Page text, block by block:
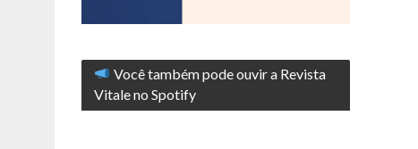
Você também pode ouvir a Revista
Vitale no Spotify